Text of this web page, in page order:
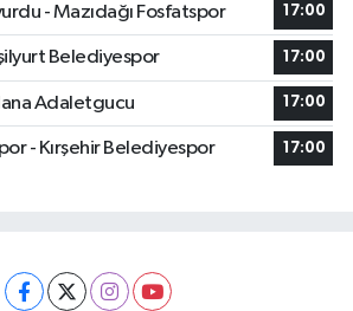
- Mazıdağı Fosfatspor 17:00
Belediyespor 17:00
Adaletgucu 17:00
- Kırşehir Belediyespor 17:00